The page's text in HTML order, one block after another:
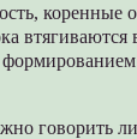
коренные
говорить